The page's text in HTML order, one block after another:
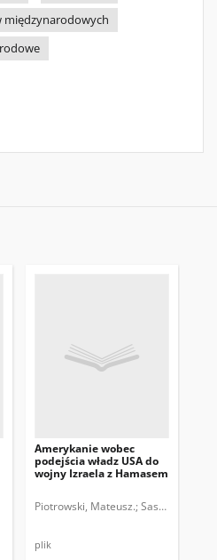
międzynarodowych
Michał.
Amerykanie wobec
podejścia władz USA do
wojny Izraela z Hamasem
Piotrowski, Mateusz. Sasnal,
plik